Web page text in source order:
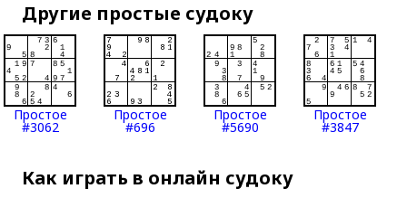
Другие простые судоку
Простое
#3062
Простое
#696
Простое
#5690
Простое
#3847
Как играть в онлайн судоку